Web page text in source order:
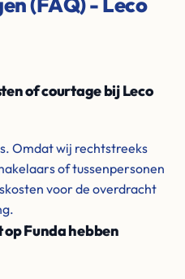
of courtage bij Leco
Omdat wij rechtstreeks
of tussenpersonen
voor de overdracht
Funda hebben